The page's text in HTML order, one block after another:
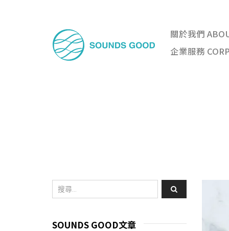
關於我們
企業服務
SOUNDS GOOD文章